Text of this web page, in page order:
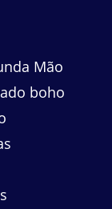
Mão
boho